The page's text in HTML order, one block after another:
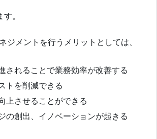
。
ジメントを行うメリットとしては、
されることで業務効率が改善する
トを削減できる
上させることができる
の創出、イノベーションが起きる